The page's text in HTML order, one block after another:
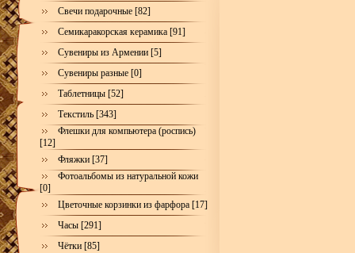
Свечи подарочные [82]
Семикаракорская керамика [91]
Сувениры из Армении [5]
Сувениры разные [0]
Таблетницы [52]
Текстиль [343]
Флешки для компьютера (роспись)
[12]
Фляжки [37]
Фотоальбомы из натуральной кожи
[0]
Цветочные корзинки из фарфора [17]
Часы [291]
Чётки [85]